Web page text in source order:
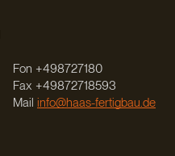
Fon +498727180
Fax +49872718593
Mail info@haas-fertigbau.de